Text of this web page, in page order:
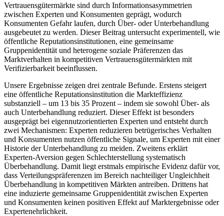
Vertrauensgütermärkte sind durch Informationsasymmetrien
zwischen Experten und Konsumenten geprägt, wodurch
Konsumenten Gefahr laufen, durch Über- oder Unterbehandlung
ausgebeutet zu werden. Dieser Beitrag untersucht experimentell, wie
öffentliche Reputationsinstitutionen, eine gemeinsame
Gruppenidentität und heterogene soziale Präferenzen das
Marktverhalten in kompetitiven Vertrauensgütermärkten mit
Verifizierbarkeit beeinflussen.
Unsere Ergebnisse zeigen drei zentrale Befunde. Erstens steigert
eine öffentliche Reputationsinstitution die Markteffizienz
substanziell – um 13 bis 35 Prozent – indem sie sowohl Über- als
auch Unterbehandlung reduziert. Dieser Effekt ist besonders
ausgeprägt bei eigennutzorientierten Experten und entsteht durch
zwei Mechanismen: Experten reduzieren betrügerisches Verhalten
und Konsumenten nutzen öffentliche Signale, um Experten mit einer
Historie der Unterbehandlung zu meiden. Zweitens erklärt
Experten-Aversion gegen Schlechterstellung systematisch
Überbehandlung. Damit liegt erstmals empirische Evidenz dafür vor,
dass Verteilungspräferenzen im Bereich nachteiliger Ungleichheit
Überbehandlung in kompetitiven Märkten antreiben. Drittens hat
eine induzierte gemeinsame Gruppenidentität zwischen Experten
und Konsumenten keinen positiven Effekt auf Marktergebnisse oder
Expertenehrlichkeit.